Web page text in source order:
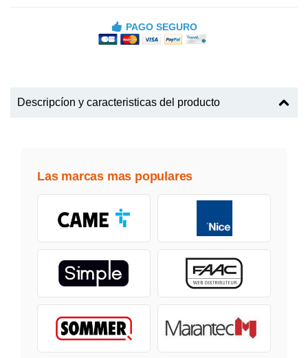
PAGO SEGURO
Descripcíon y caracteristicas del producto
Las marcas mas populares